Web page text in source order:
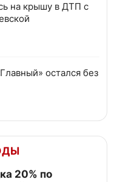
на крышу в ДТП с
остался без
20% по